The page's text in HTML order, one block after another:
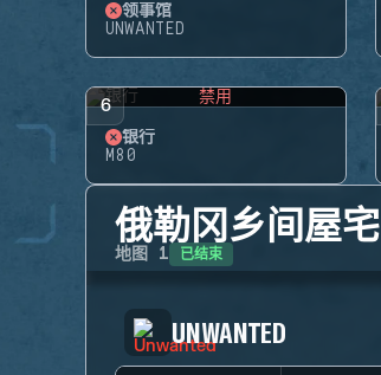
领事馆
UNWANTED
6 禁用
银行
M80
俄勒冈乡间屋宅
地图 1 已结束
UNWANTED